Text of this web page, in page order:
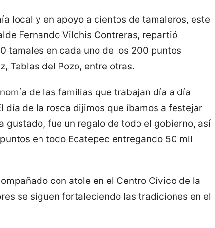
local y en apoyo a cientos de tamaleros, este
Fernando Vilchis Contreras, repartió
tamales en cada uno de los 200 puntos
Tablas del Pozo, entre otras.
de las familias que trabajan día a día
día de la rosca dijimos que íbamos a festejar
gustado, fue un regalo de todo el gobierno, así
en todo Ecatepec entregando 50 mil
con atole en el Centro Cívico de la
se siguen fortaleciendo las tradiciones en el